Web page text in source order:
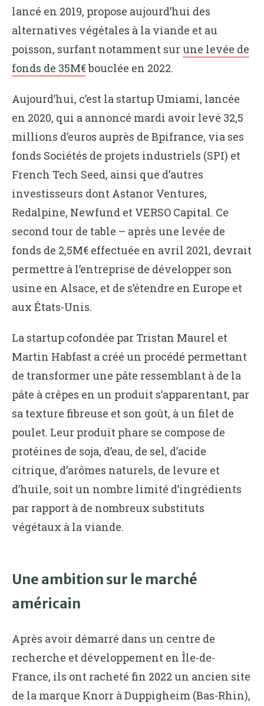
lancé en 2019, propose aujourd’hui des
alternatives végétales à la viande et au
poisson, surfant notamment sur une levée de
fonds de 35M€bouclée en 2022.
Aujourd’hui, c’est la startup Umiami, lancée
en 2020, qui a annoncé mardi avoir levé 32,5
millions d’euros auprès de Bpifrance, via ses
fonds Sociétés de projets industriels (SPI) et
French Tech Seed, ainsi que d’autres
investisseurs dont Astanor Ventures,
Redalpine, Newfund et VERSO Capital. Ce
second tour de table – après une levée de
fonds de 2,5M€ effectuée en avril 2021, devrait
permettre à l’entreprise de développer son
usine en Alsace, et de s’étendre en Europe et
aux États-Unis.
La startup cofondée par Tristan Maurel et
Martin Habfast a créé un procédé permettant
de transformer une pâte ressemblant à de la
pâte à crêpes en un produit s’apparentant, par
sa texture fibreuse et son goût, à un filet de
poulet. Leur produit phare se compose de
protéines de soja, d’eau, de sel, d’acide
citrique, d’arômes naturels, de levure et
d’huile, soit un nombre limité d’ingrédients
par rapport à de nombreux substituts
végétaux à la viande.
Une ambition sur le marché
américain
Après avoir démarré dans un centre de
recherche et développement en Île-de-
France, ils ont racheté fin 2022 un ancien site
de la marque Knorr à Duppigheim (Bas-Rhin),